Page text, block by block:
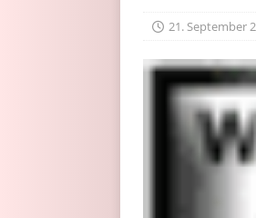
21. September